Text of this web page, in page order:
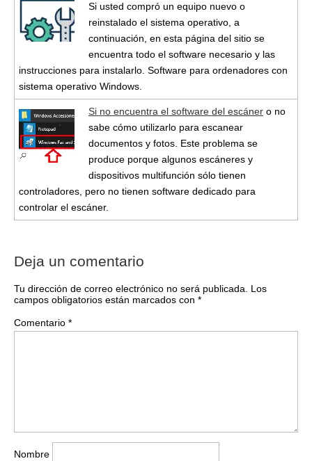
Si usted compró un equipo nuevo o
reinstalado el sistema operativo, a
continuación, en esta página del sitio se
encuentra todo el software necesario y las
instrucciones para instalarlo. Software para ordenadores con
sistema operativo Windows.
Si no encuentra el software del escáner o no
sabe cómo utilizarlo para escanear
documentos y fotos. Este problema se
produce porque algunos escáneres y
dispositivos multifunción sólo tienen
controladores, pero no tienen software dedicado para
controlar el escáner.
Deja un comentario
Tu dirección de correo electrónico no será publicada. Los
campos obligatorios están marcados con *
Comentario *
Nombre